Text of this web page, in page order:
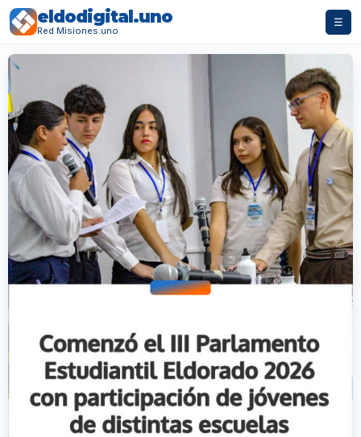
eldodigital.uno
Red Misiones.uno
☰